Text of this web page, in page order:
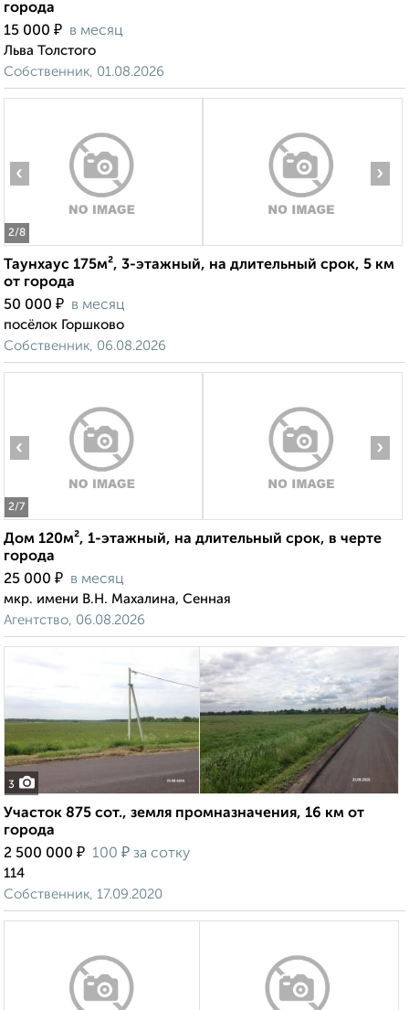
города
15 000 ₽ в месяц
Льва Толстого
Собственник, 01.08.2026
2/8
‹ ›
Таунхаус 175м², 3-этажный, на длительный срок, 5 км
от города
50 000 ₽ в месяц
посёлок Горшково
Собственник, 06.08.2026
2/7
‹ ›
Дом 120м², 1-этажный, на длительный срок, в черте
города
25 000 ₽ в месяц
мкр. имени В.Н. Махалина, Сенная
Агентство, 06.08.2026
3
Участок 875 сот., земля промназначения, 16 км от
города
2 500 000 ₽ 100 ₽ за сотку
114
Собственник, 17.09.2020